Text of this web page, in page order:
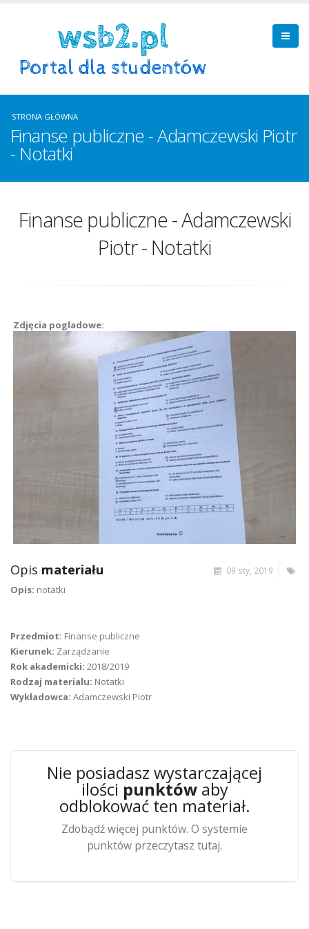
STRONA GŁÓWNA
Finanse publiczne - Adamczewski Piotr
- Notatki
Finanse publiczne - Adamczewski
Piotr - Notatki
Zdjęcia pogladowe:
09 sty, 2019
Opis materiału
Opis: notatki
Przedmiot: Finanse publiczne
Kierunek: Zarządzanie
Rok akademicki: 2018/2019
Rodzaj materialu: Notatki
Wykładowca: Adamczewski Piotr
Nie posiadasz wystarczającej
ilości punktówaby
odblokować ten materiał.
Zdobądź więcej punktów. O systemie
punktów przeczytasz tutaj.